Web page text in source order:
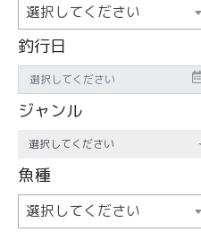
選択してください
釣行日
ジャンル
魚種
選択してください